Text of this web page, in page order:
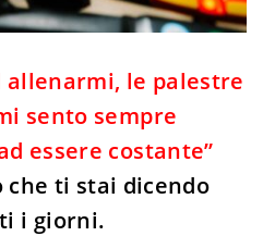
allenarmi, le palestre
sento sempre
essere costante”
che ti stai dicendo
i giorni.